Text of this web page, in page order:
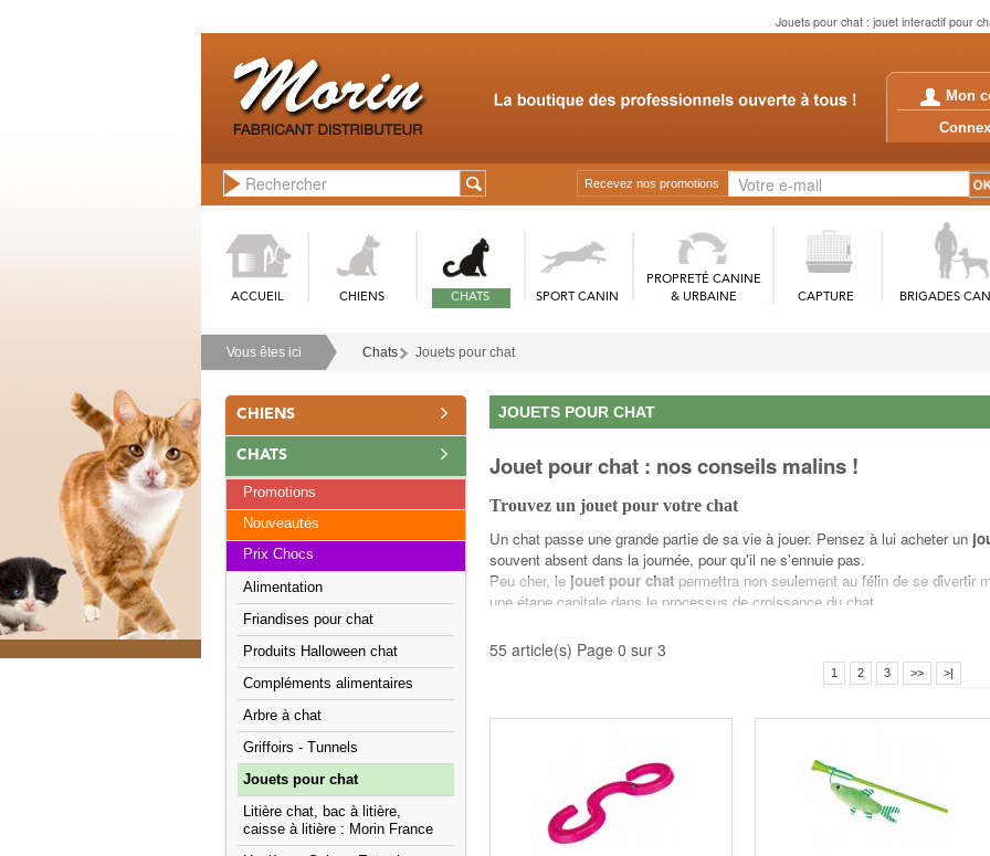
Jouets pour chat : jouet interactif pour
Mon
Recevez nos promotions
ACCUEIL CHIENS CHATS SPORT CANIN
PROPRETÉ CANINE
& URBAINE
CAPTURE BRIGADES
Vous êtes ici Chats Jouets pour chat
CHIENS
CHATS
Promotions
Nouveautés
Prix Chocs
Alimentation
Friandises pour chat
Produits Halloween chat
Compléments alimentaires
Arbre à chat
Griffoirs - Tunnels
Jouets pour chat
Litière chat, bac à litière,
caisse à litière : Morin France
JOUETS POUR CHAT
Jouet pour chat : nos conseils malins !
Trouvez un jouet pour votre chat
Un chat passe une grande partie de sa vie à jouer. Pensez à lui acheter un
souvent absent dans la journée, pour qu'il ne s'ennuie pas.
Peu cher, le jouet pour chat permettra non seulement au félin de se divertir
une étape capitale dans le processus de croissance du chat.
laser pour chat par exemple.
> Lire l'article sur l'importance du jeu et des jouets chez le chat
Tapis et jouet laser pour chat : les jouets qui ont la côte
chats raffolent des jouets qui roulent comme les balles. Un jouet contenant
Mais le nec plus ultra dans le domaine du jouet pour chat reste le jouet
laissez tenter par le tapis de jeu pour chat, qui permet au félin de s’éveiller
55 article(s) Page 0 sur 3
1 2 3 >> >|